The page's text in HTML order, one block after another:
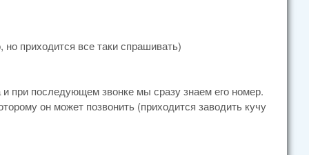
приходится все таки спрашивать)
при последующем звонке мы сразу знаем его номер.
он может позвонить (приходится заводить кучу